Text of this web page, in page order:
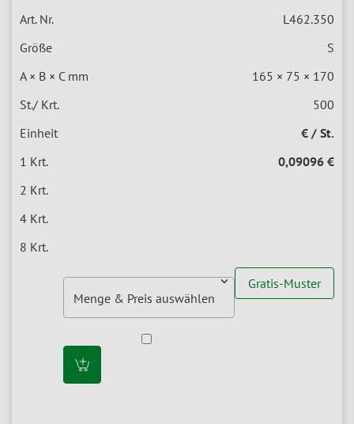
L462.350
S
165 × 75 × 170
500
€ / St.
0,09096 €
Gratis-Muster